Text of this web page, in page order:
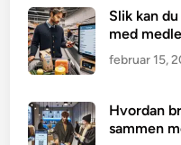
Slik kan
med
februar 15,
Hvordan
sammen